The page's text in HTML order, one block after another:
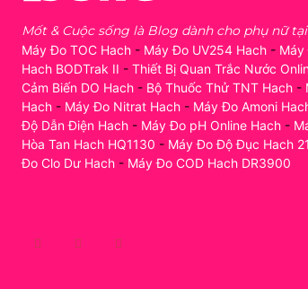
Mốt & Cuộc sống là Blog dành cho phụ nữ
Máy Đo TOC Hach - Máy Đo UV254 Hach - Máy
Hach BODTrak II - Thiết Bị Quan Trắc Nước
Cảm Biến DO Hach - Bộ Thuốc Thử TNT Hach -
Hach - Máy Đo Nitrat Hach - Máy Đo Amoni
Độ Dẫn Điện Hach - Máy Đo pH Online Hach -
Hòa Tan Hach HQ1130 - Máy Đo Độ Đục Hach
Đo Clo Dư Hach - Máy Đo COD Hach DR3900